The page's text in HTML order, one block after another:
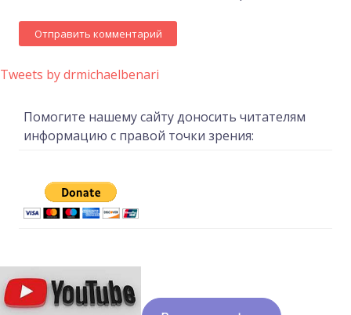
Tweets by drmichaelbenari
Помогите нашему сайту доносить читателям
информацию с правой точки зрения: